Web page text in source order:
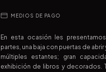
MEDIOS DE PAGO
En esta ocasión les
partes, una baja con puertas de
múltiples estantes; gran
exhibición de libros y decorados.